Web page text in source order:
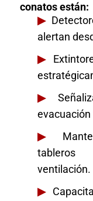
conatos están:
▶
alertan
▶
▶
▶
tableros
ventilación.
▶